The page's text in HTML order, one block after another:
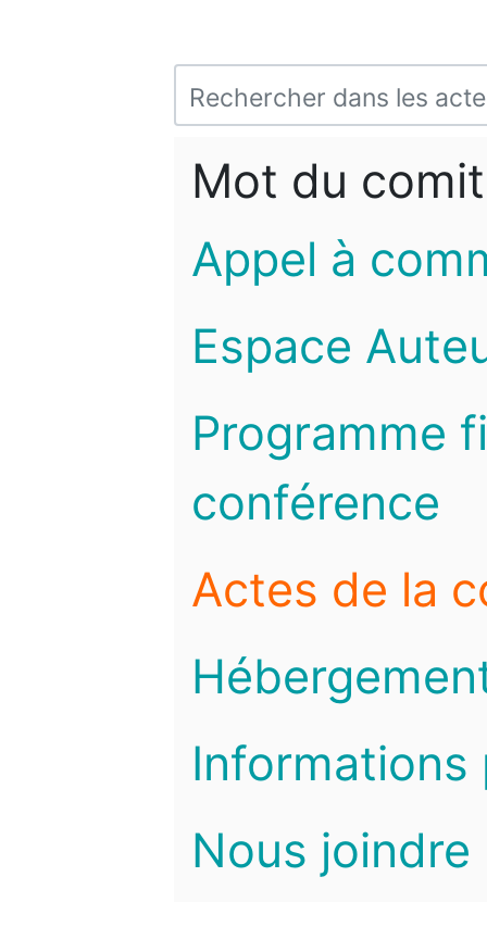
Mot du
Appel à
Espace
Programme
conférence
Actes de la
Informations
Nous joindre